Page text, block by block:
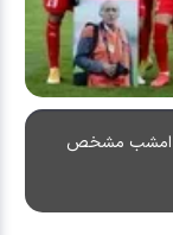
امشب مشخص